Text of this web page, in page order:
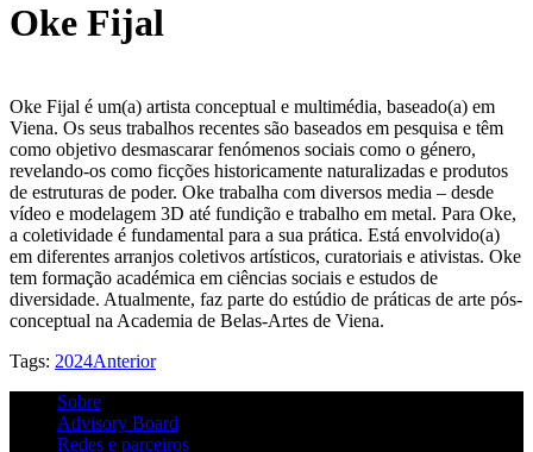
Oke Fijal
Oke Fijal é um(a) artista conceptual e multimédia, baseado(a) em
Viena. Os seus trabalhos recentes são baseados em pesquisa e têm
como objetivo desmascarar fenómenos sociais como o género,
revelando-os como ficções historicamente naturalizadas e produtos
de estruturas de poder. Oke trabalha com diversos media – desde
vídeo e modelagem 3D até fundição e trabalho em metal. Para Oke,
a coletividade é fundamental para a sua prática. Está envolvido(a)
em diferentes arranjos coletivos artísticos, curatoriais e ativistas. Oke
tem formação académica em ciências sociais e estudos de
diversidade. Atualmente, faz parte do estúdio de práticas de arte pós-
conceptual na Academia de Belas-Artes de Viena.
Tags: 2024Anterior
Sobre
Advisory Board
Redes e parceiros